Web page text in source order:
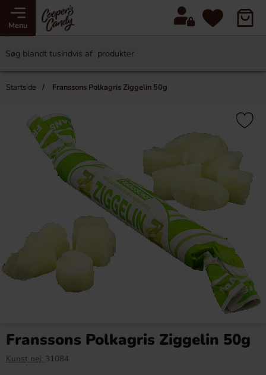
Menu
Startside Franssons Polkagris Ziggelin 50g
Franssons Polkagris Ziggelin 50g
Kunst nej: 31084